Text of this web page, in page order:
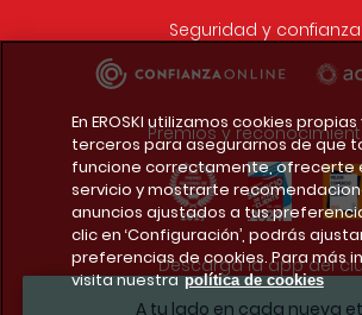
A tu lado en cada nueva
Seguridad y confianza:
Premios y
Descarga la app del
En EROSKI utilizamos cookies propias
terceros para asegurarnos de que
funcione correctamente, ofrecerte
servicio y mostrarte
anuncios ajustados a tus
clic en ‘Configuración’, podrás
preferencias de cookies. Para más
visita nuestra política de cookies